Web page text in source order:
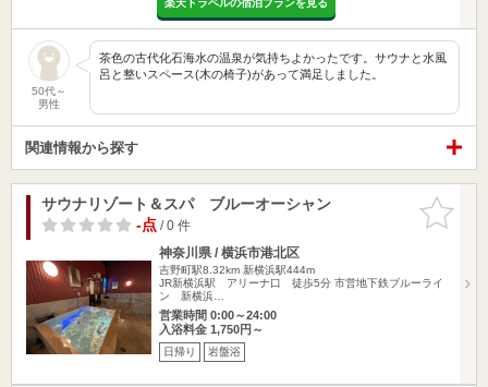
楽天トラベルの宿泊プランを見る
50代～
男性
茶色の古代化石海水の温泉が気持ちよかったです。サウナと水風
呂と整いスペース(木の椅子)があって満足しました。
関連情報から探す
お気に入
りに追加
サウナリゾート＆スパ ブルーオーシャン
-点/ 0 件
神奈川県 / 横浜市港北区
吉野町駅8.32km 新横浜駅444m
JR新横浜駅 アリーナ口 徒歩5分 市営地下鉄ブルーライ
ン 新横浜…
営業時間 0:00～24:00
入浴料金 1,750円～
日帰り 岩盤浴